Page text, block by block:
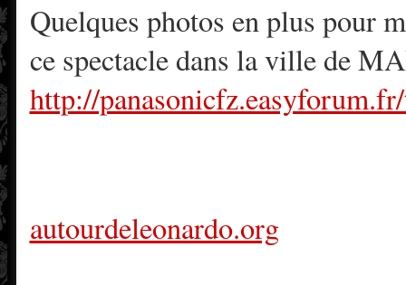
Quelques photos en plus pour
ce spectacle dans la ville de
http://
autourdeleonardo.org